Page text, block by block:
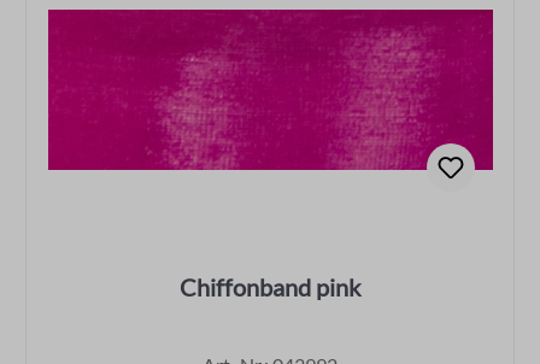
Chiffonband pink